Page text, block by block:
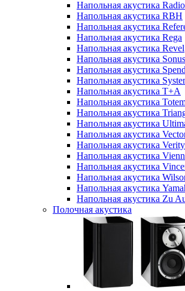
Напольная акустика
Напольная акустика RBH
Напольная акустика
Напольная акустика Rega
Напольная акустика Revel
Напольная акустика
Напольная акустика
Напольная акустика
Напольная акустика T+A
Напольная акустика
Напольная акустика
Напольная акустика
Напольная акустика
Напольная акустика
Напольная акустика
Напольная акустика
Напольная акустика
Напольная акустика
Напольная акустика Zu
Полочная акустика